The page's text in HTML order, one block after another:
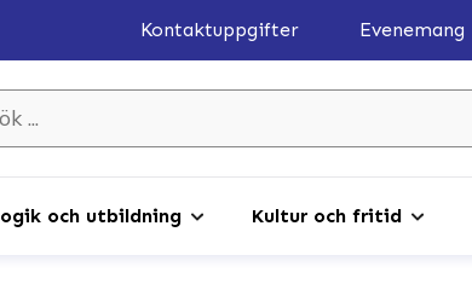
Kontaktuppgifter Evenemang
och utbildning Kultur och fritid